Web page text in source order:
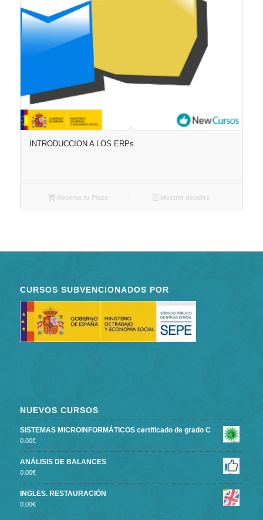
INTRODUCCION A LOS ERPs
Reserva tu Plaza Mostrar detalles
CURSOS SUBVENCIONADOS POR
NUEVOS CURSOS
SISTEMAS MICROINFORMÁTICOS certificado de grado C
0.00€
ANÁLISIS DE BALANCES
0.00€
INGLES. RESTAURACIÓN
0.00€